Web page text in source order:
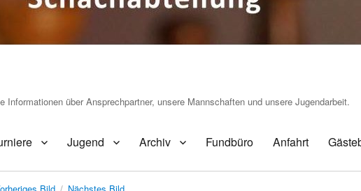
über Ansprechpartner, unsere Mannschaften und unsere Jugendarbeit.
Jugend Archiv Fundbüro Anfahrt